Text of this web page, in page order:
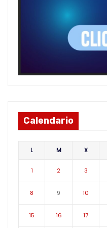
Calendario
L M X
1 2 3
8 9 10
15 16 17